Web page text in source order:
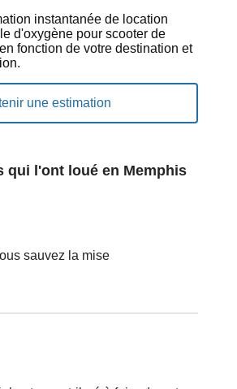
instantanée de location
d'oxygène pour scooter de
fonction de votre destination et
qui l'ont loué en Memphis
sauvez la mise